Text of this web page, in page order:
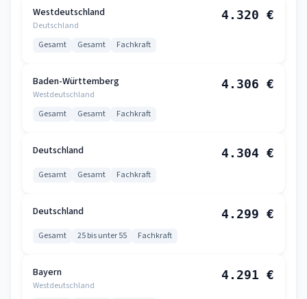
Westdeutschland
Deutschland
4.320 €
Gesamt Gesamt Fachkraft
Baden-Württemberg
Westdeutschland
4.306 €
Gesamt Gesamt Fachkraft
Deutschland 4.304 €
Gesamt Gesamt Fachkraft
Deutschland 4.299 €
Gesamt 25 bis unter 55 Fachkraft
Bayern
Westdeutschland
4.291 €